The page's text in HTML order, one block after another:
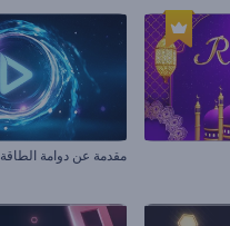
مقدمة عن دوامة الطاقة